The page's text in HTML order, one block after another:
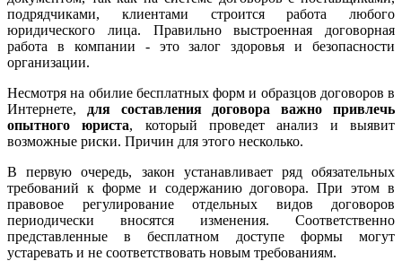
подрядчиками, клиентами строится работа любого
юридического лица. Правильно выстроенная договорная
работа в компании - это залог здоровья и безопасности
организации.
Несмотря на обилие бесплатных форм и образцов договоров в
Интернете, для составления договора важно привлечь
опытного юриста, который проведет анализ и выявит
возможные риски. Причин для этого несколько.
В первую очередь, закон устанавливает ряд обязательных
требований к форме и содержанию договора. При этом в
правовое регулирование отдельных видов договоров
периодически вносятся изменения. Соответственно
представленные в бесплатном доступе формы могут
устаревать и не соответствовать новым требованиям.